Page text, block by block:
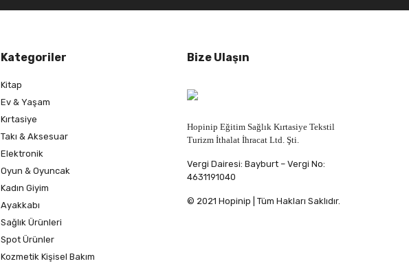
Kategoriler
Kitap
Ev & Yaşam
Kırtasiye
Takı & Aksesuar
Elektronik
Oyun & Oyuncak
Kadın Giyim
Ayakkabı
Sağlık Ürünleri
Spot Ürünler
Kozmetik Kişisel Bakım
Bize Ulaşın
Hopinip Eğitim Sağlık Kırtasiye Tekstil
Turizm İthalat İhracat Ltd. Şti.
Vergi Dairesi: Bayburt – Vergi No:
4631191040
© 2021 Hopinip | Tüm Hakları Saklıdır.